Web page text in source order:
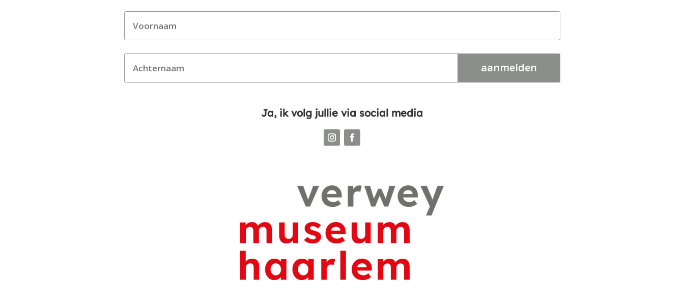
aanmelden
Ja, ik volg jullie via social media